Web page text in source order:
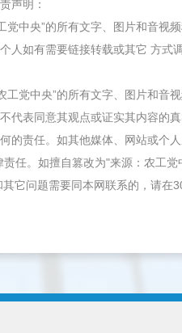
声明：
中央”的所有文字、图片和音视
人如有需要链接转载或其它 方式
党中央”的所有文字、图片和音
代表同意其观点或证实其内容的
的责任。如其他媒体、网站或个
任。如擅自篡改为"来源：农工党
它问题需要同本网联系的，请在